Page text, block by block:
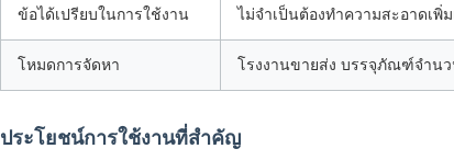
ข้อได้เปรียบในการใช้งาน ไม่จำเป็นต้องทำความสะอาดเพิ่
โหมดการจัดหา โรงงานขายส่ง บรรจุภัณฑ์จำน
ประโยชน์การใช้งานที่สำคัญ